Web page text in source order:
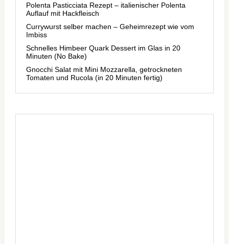
Polenta Pasticciata Rezept – italienischer Polenta
Auflauf mit Hackfleisch
Currywurst selber machen – Geheimrezept wie vom
Imbiss
Schnelles Himbeer Quark Dessert im Glas in 20
Minuten (No Bake)
Gnocchi Salat mit Mini Mozzarella, getrockneten
Tomaten und Rucola (in 20 Minuten fertig)